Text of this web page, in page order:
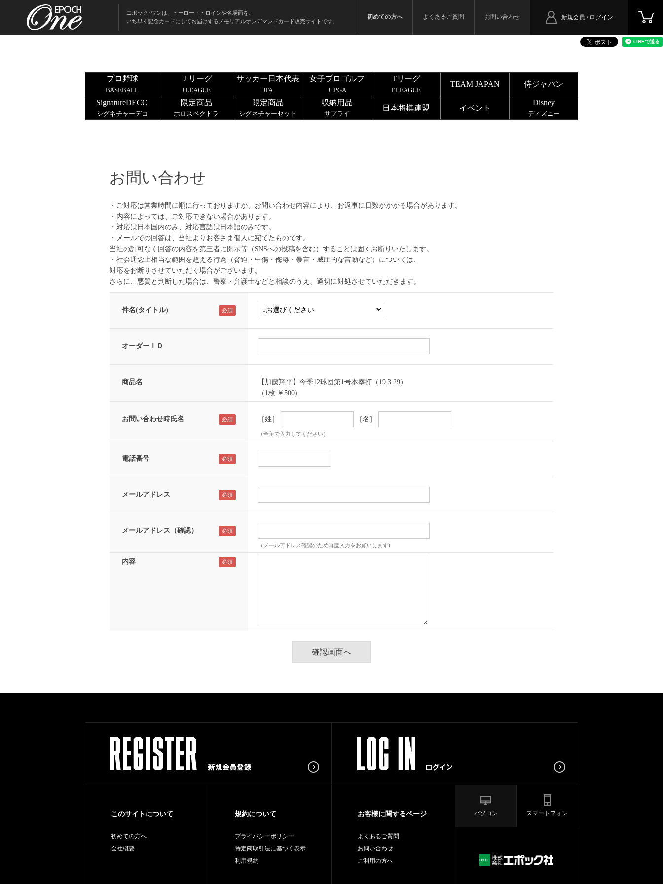
エポック･ワンは、ヒーロー・ヒロインや名場面を、
いち早く記念カードにしてお届けするメモリアルオンデマンドカード販売サイトです。
新規会員 / ログイン
初めての方へ よくあるご質問 お問い合わせ
プロ野球
BASEBALL
Ｊリーグ
J.LEAGUE
サッカー日本代表
JFA
女子プロゴルフ
JLPGA
Tリーグ
T.LEAGUE
TEAM JAPAN 侍ジャパン
SignatureDECO
シグネチャーデコ
限定商品
ホロスペクトラ
限定商品
シグネチャーセット
収納用品
サプライ
日本将棋連盟 イベント
Disney
ディズニー
お問い合わせ
・ご対応は営業時間に順に行っておりますが、お問い合わせ内容により、お返事に日数がかかる場合があります。
・内容によっては、ご対応できない場合があります。
・対応は日本国内のみ、対応言語は日本語のみです。
・メールでの回答は、当社よりお客さま個人に宛てたものです。
当社の許可なく回答の内容を第三者に開示等（SNSへの投稿を含む）することは固くお断りいたします。
・社会通念上相当な範囲を超える行為（脅迫・中傷・侮辱・暴言・威圧的な言動など）については、
対応をお断りさせていただく場合がございます。
さらに、悪質と判断した場合は、警察・弁護士などと相談のうえ、適切に対処させていただきます。
件名(タイトル)
オーダーＩＤ
商品名
【加藤翔平】今季12球団第1号本塁打（19.3.29）
（1枚 ￥500）
お問い合わせ時氏名 ［姓］ ［名］
（全角で入力してください）
電話番号
メールアドレス
メールアドレス（確認）
（メールアドレス確認のため再度入力をお願いします)
内容
このサイトについて
初めての方へ
会社概要
規約について
プライバシーポリシー
特定商取引法に基づく表示
利用規約
お客様に関するページ
よくあるご質問
お問い合わせ
ご利用の方へ
パソコン スマートフォン